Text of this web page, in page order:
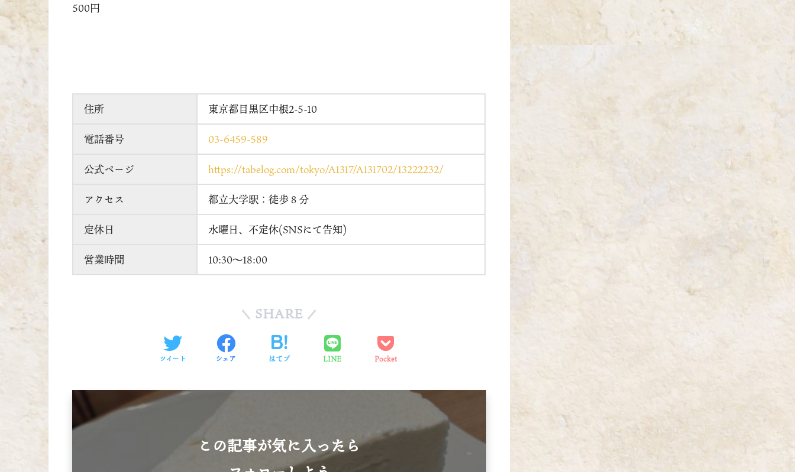
500円
住所 東京都目黒区中根2-5-10
電話番号 03-6459-589
公式ページ https://tabelog.com/tokyo/A1317/A131702/13222232/
アクセス 都立大学駅：徒歩８分
定休日 水曜日、不定休(SNSにて告知)
営業時間 10:30～18:00
SHARE
ツイート シェア はてブ LINE Pocket
この記事が気に入ったら